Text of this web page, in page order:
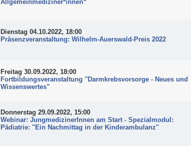
Allgemeinmediziner*innen“
Dienstag 04.10.2022, 18:00
Präsenzveranstaltung: Wilhelm-Auerswald-Preis 2022
Freitag 30.09.2022, 18:00
Fortbildungsveranstaltung "Darmkrebsvorsorge - Neues und
Wissenswertes"
Donnerstag 29.09.2022, 15:00
Webinar: JungmedizinerInnen am Start - Spezialmodul:
Pädiatrie: "Ein Nachmittag in der Kinderambulanz"